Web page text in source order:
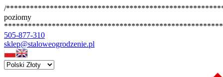
/
poziomy
505-877-310
sklep@staloweogrodzenie.pl